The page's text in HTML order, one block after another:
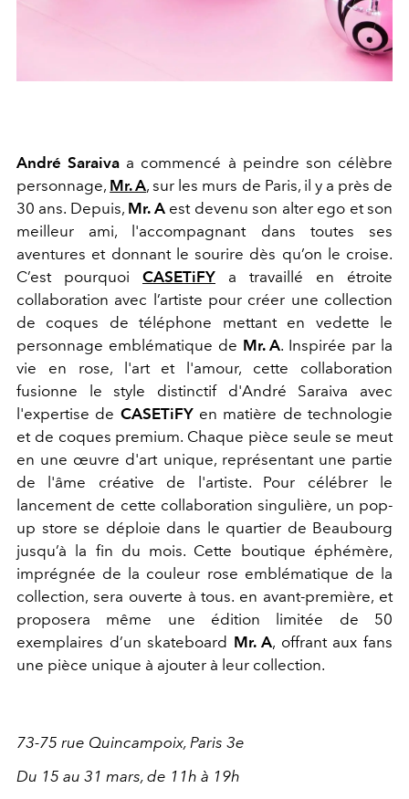
André Saraiva a commencé à peindre son célèbre
personnage, Mr. A, sur les murs de Paris, il y a près de
30 ans. Depuis, Mr. A est devenu son alter ego et son
meilleur ami, l'accompagnant dans toutes ses
aventures et donnant le sourire dès qu’on le croise.
C’est pourquoi CASETiFY a travaillé en étroite
collaboration avec l’artiste pour créer une collection
de coques de téléphone mettant en vedette le
personnage emblématique de Mr. A. Inspirée par la
vie en rose, l'art et l'amour, cette collaboration
fusionne le style distinctif d'André Saraiva avec
l'expertise de CASETiFYen matière de technologie
et de coques premium. Chaque pièce seule se meut
en une œuvre d'art unique, représentant une partie
de l'âme créative de l'artiste. Pour célébrer le
lancement de cette collaboration singulière, un pop-
up store se déploie dans le quartier de Beaubourg
jusqu’à la fin du mois. Cette boutique éphémère,
imprégnée de la couleur rose emblématique de la
collection, sera ouverte à tous. en avant-première, et
proposera même une édition limitée de 50
exemplaires d’un skateboard Mr. A, offrant aux fans
une pièce unique à ajouter à leur collection.
73-75 rue Quincampoix, Paris 3e
Du 15 au 31 mars, de 11h à 19h